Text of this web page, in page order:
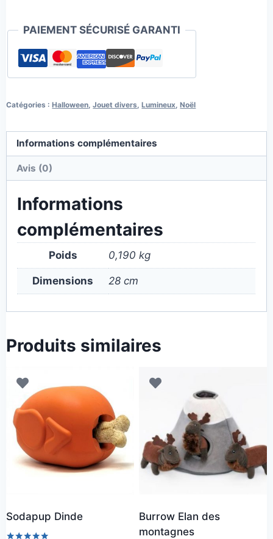
PAIEMENT SÉCURISÉ GARANTI
Catégories :Halloween ,Jouet divers ,Lumineux ,Noël
Informations complémentaires
Avis (0)
Informations
complémentaires
Poids 0,190 kg
Dimensions 28 cm
Produits similaires
Sodapup Dinde
Burrow Elan des
montagnes